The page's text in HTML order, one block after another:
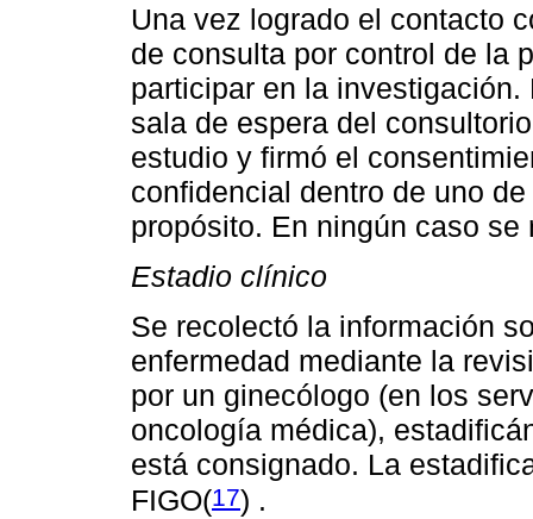
Una vez logrado el contacto
de consulta por control de la
participar en la
sala de espera del
estudio y firmó el
confidencial dentro de uno
propósito. En ningún caso
Estadio clínico
Se recolectó la información
enfermedad mediante la
por un ginecólogo (en los
oncología médica),
está consignado. La
FIGO(17) .